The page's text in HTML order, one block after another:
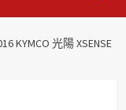
KYMCO 光陽 XSENSE